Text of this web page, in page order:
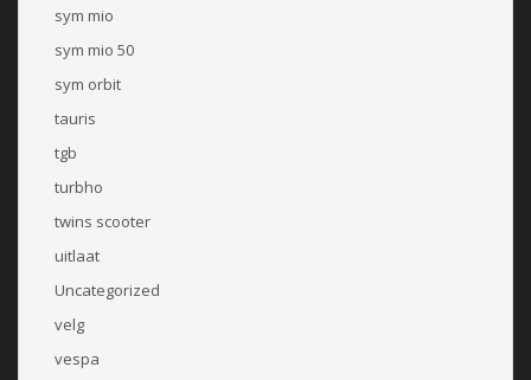
sym mio
sym mio 50
sym orbit
tauris
tgb
turbho
twins scooter
uitlaat
Uncategorized
velg
vespa